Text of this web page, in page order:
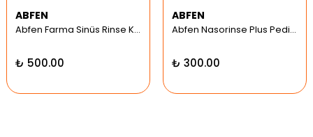
ABFEN
Abfen Farma Sinüs Rinse Kit Pediatrik Hipertonic
₺ 500.00
ABFEN
Abfen Nasorinse Plus Pediatrik Burun Yıkama Kiti
₺ 300.00